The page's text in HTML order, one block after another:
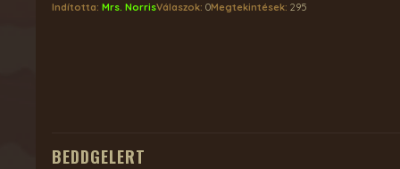
Indította: Mrs. NorrisVálaszok: 0Megtekintések: 295
BEDDGELERT